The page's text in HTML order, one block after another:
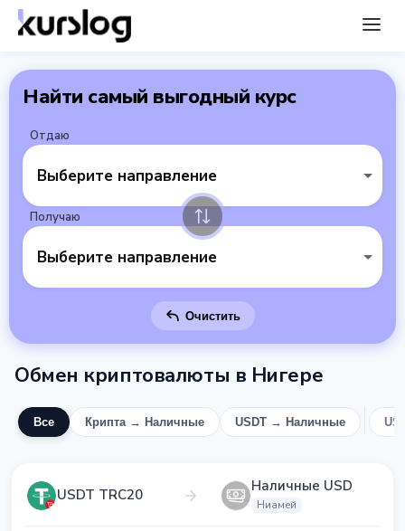
Найти самый выгодный курс
Отдаю
Выберите направление
Получаю
Выберите направление
Очистить
Обмен криптовалюты в Нигере
Все Крипта → Наличные USDT → Наличные
USDT TRC20 Наличные USD
Ниамей